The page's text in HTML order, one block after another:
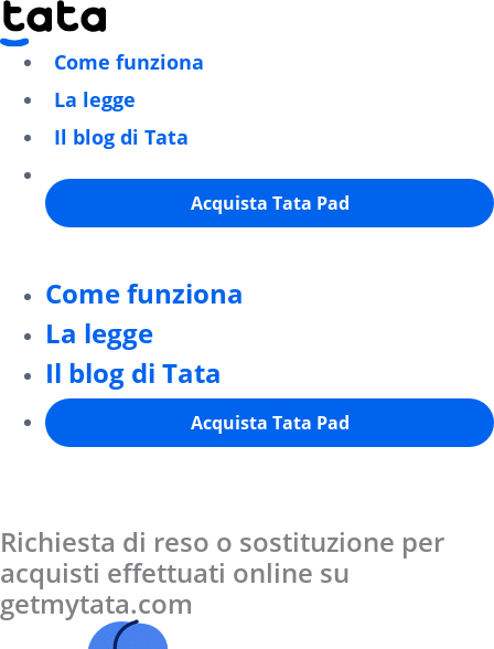
Come funziona
La legge
Il blog di Tata
Acquista Tata Pad
Come funziona
La legge
Il blog di Tata
Acquista Tata Pad
Richiesta di reso o sostituzione per
acquisti effettuati online su
getmytata.com